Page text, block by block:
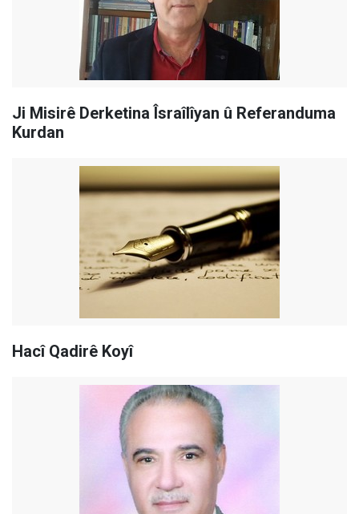
Ji Misirê Derketina Îsraîlîyan û Referanduma
Kurdan
Hacî Qadirê Koyî